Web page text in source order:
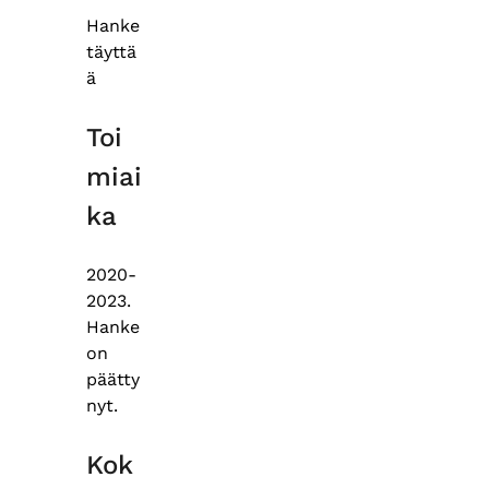
Hanke
täyttä
ä
Toi
miai
ka
2020-
2023.
Hanke
on
päätty
nyt.
Kok